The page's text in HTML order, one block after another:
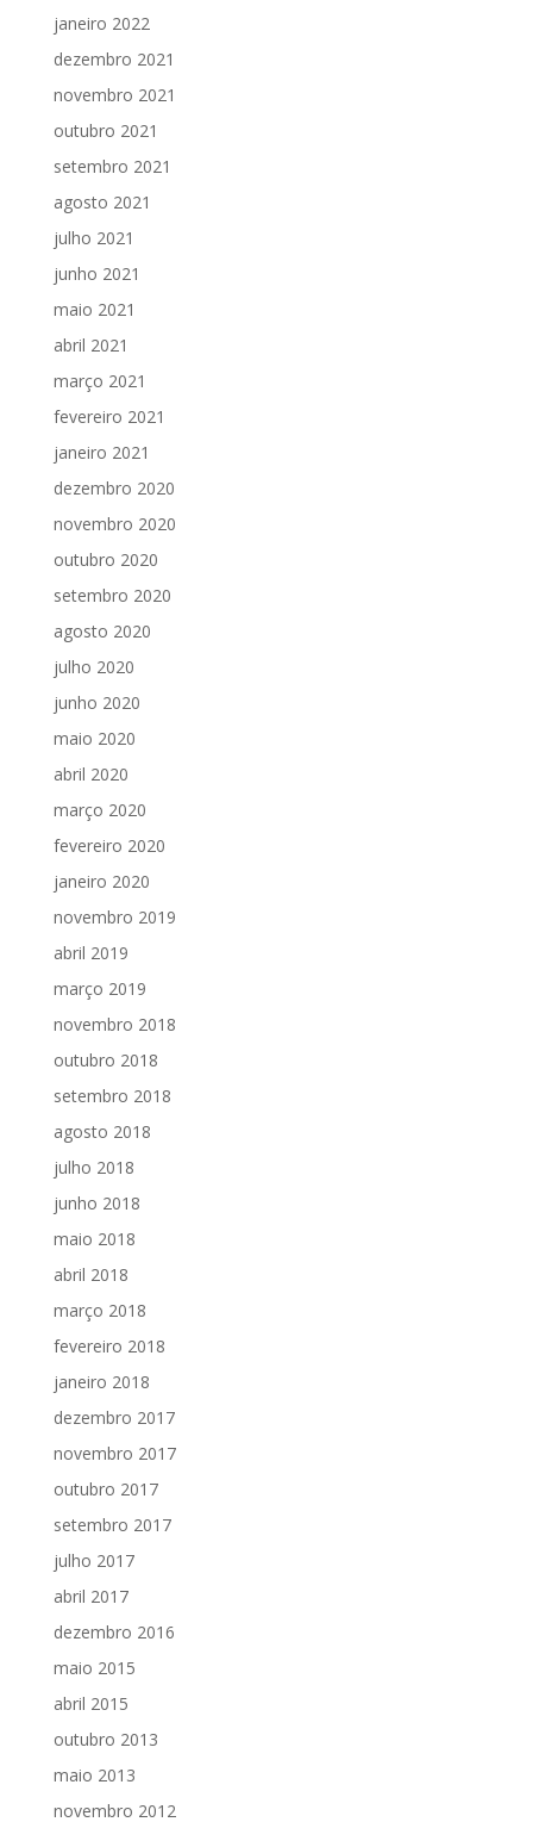
janeiro 2022
dezembro 2021
novembro 2021
outubro 2021
setembro 2021
agosto 2021
julho 2021
junho 2021
maio 2021
abril 2021
março 2021
fevereiro 2021
janeiro 2021
dezembro 2020
novembro 2020
outubro 2020
setembro 2020
agosto 2020
julho 2020
junho 2020
maio 2020
abril 2020
março 2020
fevereiro 2020
janeiro 2020
novembro 2019
abril 2019
março 2019
novembro 2018
outubro 2018
setembro 2018
agosto 2018
julho 2018
junho 2018
maio 2018
abril 2018
março 2018
fevereiro 2018
janeiro 2018
dezembro 2017
novembro 2017
outubro 2017
setembro 2017
julho 2017
abril 2017
dezembro 2016
maio 2015
abril 2015
outubro 2013
maio 2013
novembro 2012